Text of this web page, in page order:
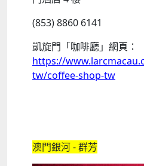
(853) 8860 6141
凱旋門「咖啡廳」網頁：
https://
tw/coffee-shop-tw
澳門銀河 - 群芳